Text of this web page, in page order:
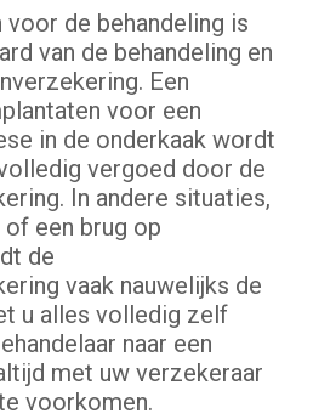
de behandeling is
van de behandeling en
Een
voor een
in de onderkaak wordt
vergoed door de
In andere situaties,
of een brug op
de
vaak nauwelijks de
u alles volledig zelf
naar een
met uw verzekeraar
voorkomen.